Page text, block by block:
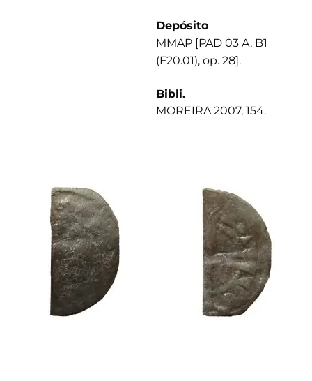
Depósito
MMAP [PAD 03 A, B1
(F20.01), op. 28].
Bibli.
MOREIRA 2007, 154.